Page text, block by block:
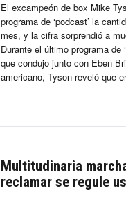
El excampeón de box Mike
programa de ‘podcast’ la
mes, y la cifra sorprendió a
Durante el último programa de
que condujo junto con Eben
americano, Tyson reveló que
Multitudinaria
reclamar se regule